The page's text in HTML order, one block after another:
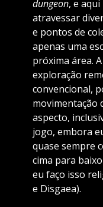
dungeon, e
atravessar
e pontos de
apenas uma
próxima área.
exploração
convencional,
movimentação
aspecto,
jogo, embora
quase sempre
cima para
eu faço isso
e Disgaea).